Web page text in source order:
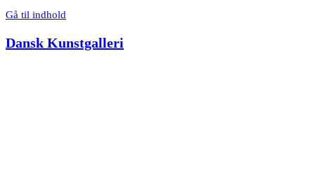
Gå til indhold
Dansk Kunstgalleri